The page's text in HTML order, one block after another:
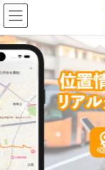
コ
ン
テ
ン
へ
ス
キ
ッ
プ
ナ
ビ
ゲ
ー
ョ
ン
に
移
動
Previous